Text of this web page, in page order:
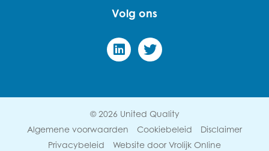
Volg ons
© 2026 United Quality
Algemene voorwaarden
Cookiebeleid
Disclaimer
Privacybeleid
Website door Vrolijk Online